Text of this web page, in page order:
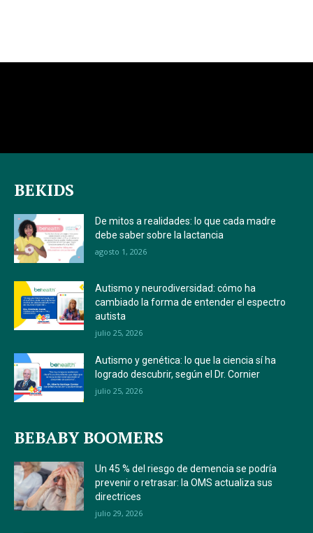
BEKIDS
De mitos a realidades: lo que cada madre
debe saber sobre la lactancia
agosto 1, 2026
Autismo y neurodiversidad: cómo ha
cambiado la forma de entender el espectro
autista
julio 25, 2026
Autismo y genética: lo que la ciencia sí ha
logrado descubrir, según el Dr. Cornier
julio 25, 2026
BEBABY BOOMERS
Un 45 % del riesgo de demencia se podría
prevenir o retrasar: la OMS actualiza sus
directrices
julio 29, 2026